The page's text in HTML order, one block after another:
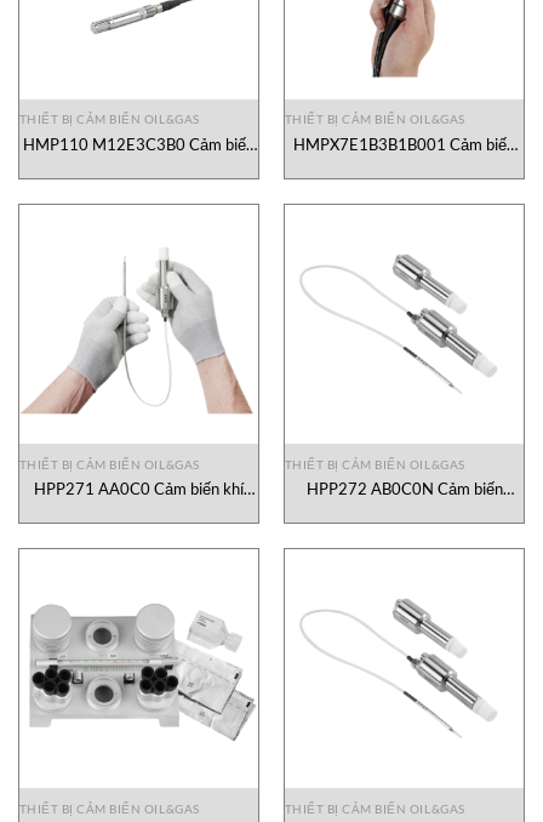
THIẾT BỊ CẢM BIẾN OIL&GAS
HMP110 M12E3C3B0 Cảm biến
THIẾT BỊ CẢM BIẾN OIL&GAS
HMPX7E1B3B1B001 Cảm biến
THIẾT BỊ CẢM BIẾN OIL&GAS
HPP271 AA0C0 Cảm biến khí
THIẾT BỊ CẢM BIẾN OIL&GAS
HPP272 AB0C0N Cảm biến
THIẾT BỊ CẢM BIẾN OIL&GAS THIẾT BỊ CẢM BIẾN OIL&GAS